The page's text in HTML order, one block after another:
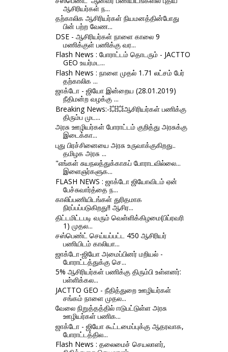
ஆசிரியர்கள் ந...
தற்காலிக ஆசிரியர்கள் நியமனத்தின்போது
பின் பற்ற வேண...
DSE - ஆசிரியர்கள் நாளை காலை 9
மணிக்குள் பணிக்கு வர...
Flash News : போராட்டம் தொடரும் - JACTTO
GEO உயர்மட...
Flash News : நாளை முதல் 1.71 லட்சம் பேர்
தற்காலிக ...
ஜாக்டோ - ஜியோ இன்றைய (28.01.2019)
நீதிமன்ற வழக்கு ...
Breaking News:-💥💥ஆசிரியர்கள் பணிக்கு
திரும்ப முட...
அரசு ஊழியர்கள் போராட்டம் குறித்து அரசுக்கு
இடைக்கா...
புது பிரச்சினையை அரசு உருவாக்குகிறது..
தமிழக அரசு ...
"எங்கள் சுயநலத்துக்காகப் போராடவில்லை...
இளைஞர்களுக...
FLASH NEWS : ஜாக்டோ ஜியோவிடம் ஏன்
பேச்சுவார்த்தை ந...
காலிப்பணியிடங்கள் துரிதமாக
நிரப்பப்படுகிறது!! ஆசிர...
திட்டமிட்டபடி வரும் வெள்ளிக்கிழமை(பிப்ரவரி
1) முதல...
சஸ்பெண்ட் செய்யப்பட்ட 450 ஆசிரியர்
பணியிடம் காலியா...
ஜாக்டோ-ஜியோ அமைப்பினர் மறியல் -
போராட்டத்துக்கு செ...
5% ஆசிரியர்கள் பணிக்கு திரும்பி உள்ளனர்:
பள்ளிக்கல...
JACTTO GEO - நீதித்துறை ஊழியர்கள்
சங்கம் நாளை முதல...
வேலை நிறுத்தத்தில் ஈடுபட்டுள்ள அரசு
ஊழியர்கள் பணிக...
ஜாக்டோ - ஜியோ கூட்டமைப்புக்கு ஆதரவாக,
போராட்டத்தில...
Flash News : தலைமைச் செயலாளர்,